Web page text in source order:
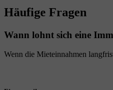
Häufige Fragen
Wann lohnt sich eine
Wenn die Mieteinnahmen